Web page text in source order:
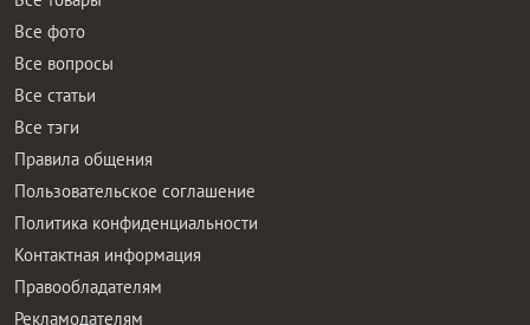
Все фото
Все вопросы
Все статьи
Все тэги
Правила общения
Пользовательское соглашение
Политика конфиденциальности
Контактная информация
Правообладателям
Рекламодателям